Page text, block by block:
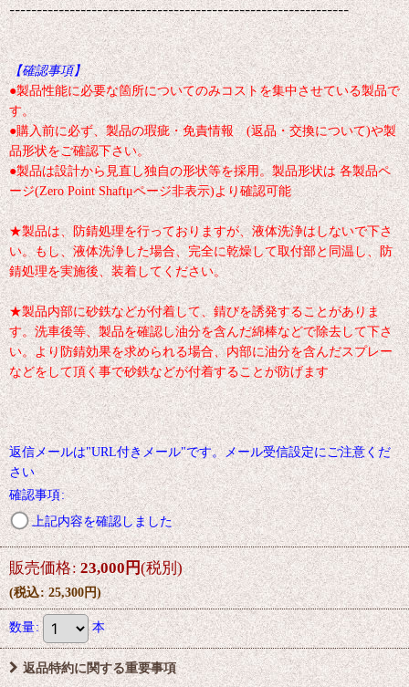
--------------------------------------------------------------
【確認事項】
●製品性能に必要な箇所についてのみコストを集中させている製品で
す。
●購入前に必ず、製品の瑕疵・免責情報 (返品・交換について)や製
品形状をご確認下さい。
●製品は設計から見直し独自の形状等を採用。製品形状は 各製品ペ
ージ(Zero Point Shaftμページ非表示)より確認可能
★製品は、防錆処理を行っておりますが、液体洗浄はしないで下さ
い。もし、液体洗浄した場合、完全に乾燥して取付部と同温し、防
錆処理を実施後、装着してください。
★製品内部に砂鉄などが付着して、錆びを誘発することがありま
す。洗車後等、製品を確認し油分を含んだ綿棒などで除去して下さ
い。より防錆効果を求められる場合、内部に油分を含んだスプレー
などをして頂く事で砂鉄などが付着することが防げます
返信メールは"URL付きメール"です。メール受信設定にご注意くだ
さい
確認事項:
上記内容を確認しました
販売価格: 23,000円(税別)
(税込: 25,300円)
数量: 本
返品特約に関する重要事項